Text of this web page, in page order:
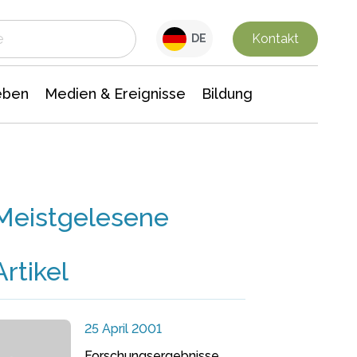
DE Kontakt
Medien & Ereignisse Bildung
25 April 2001